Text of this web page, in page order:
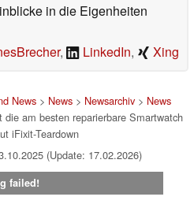
in die Eigenheiten
, LinkedIn, Xing
News> News> Newsarchiv> News
die am besten reparierbare Smartwatch
iFixit-Teardown
(Update: 17.02.2026)
failed!